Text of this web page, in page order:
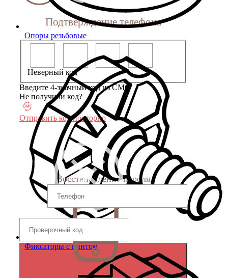
Опоры резьбовые
Фиксаторы с винтом
Подтверждение телефона
Неверный код
Введите 4-значный код из СМС
Не получили код?
Отправить код повторно
Восстановление пароля